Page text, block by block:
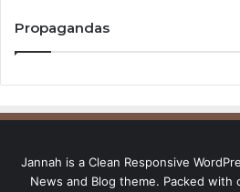
Propagandas
Jannah is a Clean Responsive
News and Blog theme. Packed